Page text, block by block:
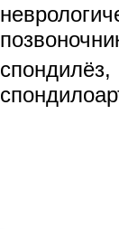
спондилёз,